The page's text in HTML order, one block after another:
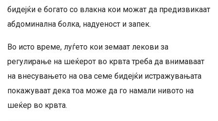
бидејќи е богато со влакна кои можат да предизвикаат
абдоминална болка, надуеност и запек.
Во исто време, луѓето кои земаат лекови за
регулирање на шеќерот во крвта треба да внимаваат
на внесувањето на ова семе бидејќи истражувањата
покажуваат дека тоа може да го намали нивото на
шеќер во крвта.